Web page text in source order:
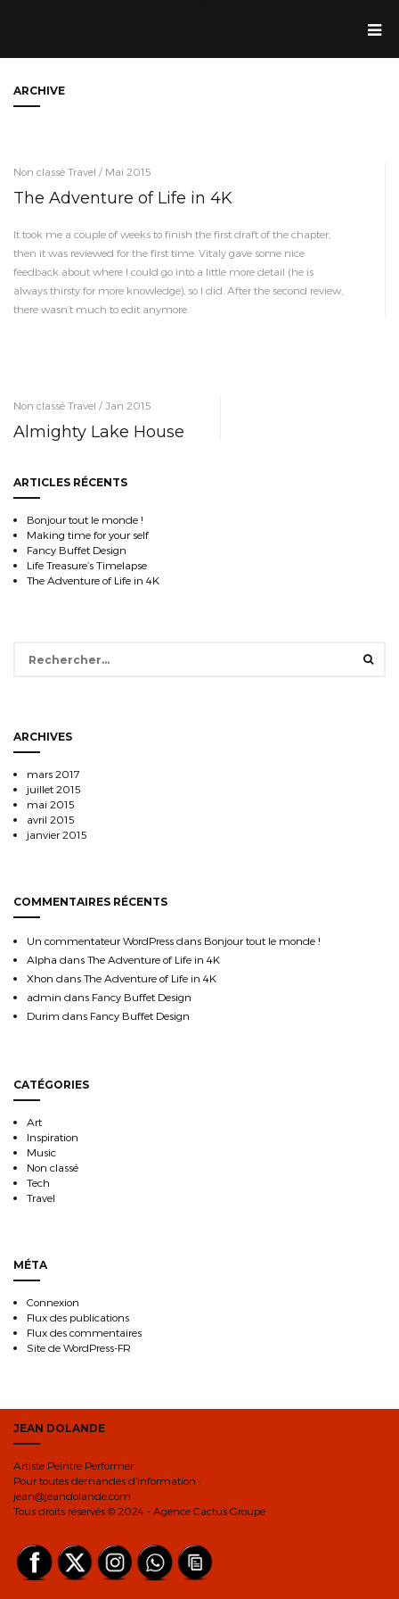
ARCHIVE
Non classé Travel / Mai 2015
The Adventure of Life in 4K
It took me a couple of weeks to finish the first draft of the chapter,
then it was reviewed for the first time. Vitaly gave some nice
feedback about where I could go into a little more detail (he is
always thirsty for more knowledge), so I did. After the second review,
there wasn’t much to edit anymore.
Non classé Travel / Jan 2015
Almighty Lake House
ARTICLES RÉCENTS
Bonjour tout le monde !
Making time for your self
Fancy Buffet Design
Life Treasure’s Timelapse
The Adventure of Life in 4K
ARCHIVES
mars 2017
juillet 2015
mai 2015
avril 2015
janvier 2015
COMMENTAIRES RÉCENTS
Un commentateur WordPress dans Bonjour tout le monde !
Alpha dans The Adventure of Life in 4K
Xhon dans The Adventure of Life in 4K
admin dans Fancy Buffet Design
Durim dans Fancy Buffet Design
CATÉGORIES
Art
Inspiration
Music
Non classé
Tech
Travel
MÉTA
Connexion
Flux des publications
Flux des commentaires
Site de WordPress-FR
JEAN DOLANDE
Artiste Peintre Performer
Pour toutes demandes d’information :
jean@jeandolande.com
Tous droits réservés © 2024 - Agence Cactus Groupe